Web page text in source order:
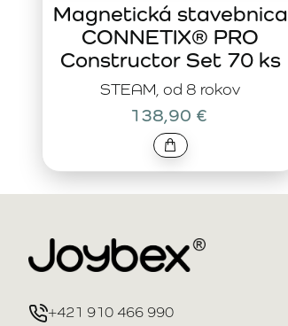
STEAM, od 8 rokov
Magnetická stavebnica
CONNETIX® PRO
Constructor Set 70 ks
138,90 €
+421 910 466 990